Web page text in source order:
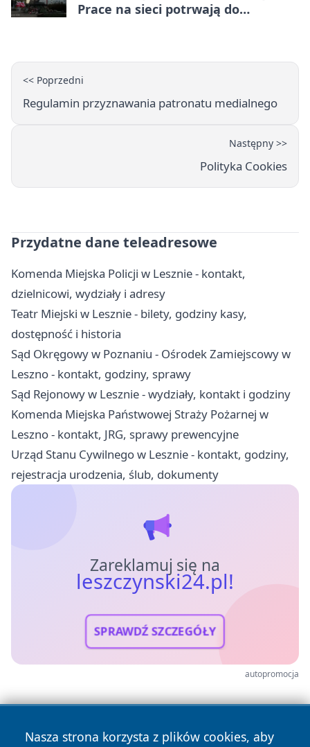
Prace na sieci potrwają do
<< Poprzedni
Regulamin przyznawania patronatu medialnego
Następny >>
Polityka Cookies
Przydatne dane teleadresowe
Komenda Miejska Policji w Lesznie - kontakt,
dzielnicowi, wydziały i adresy
Teatr Miejski w Lesznie - bilety, godziny kasy,
dostępność i historia
Sąd Okręgowy w Poznaniu - Ośrodek Zamiejscowy w
Leszno - kontakt, godziny, sprawy
Sąd Rejonowy w Lesznie - wydziały, kontakt i godziny
Komenda Miejska Państwowej Straży Pożarnej w
Leszno - kontakt, JRG, sprawy prewencyjne
Urząd Stanu Cywilnego w Lesznie - kontakt, godziny,
rejestracja urodzenia, ślub, dokumenty
Zareklamuj się na
leszczynski24.pl!
SPRAWDŹ SZCZEGÓŁY
autopromocja
Nasza strona korzysta z plików cookies, aby